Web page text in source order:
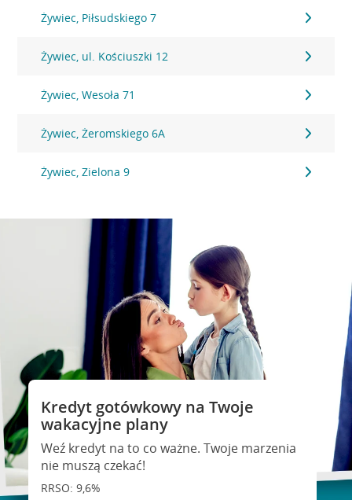
Żywiec, Piłsudskiego 7
Żywiec, ul. Kościuszki 12
Żywiec, Wesoła 71
Żywiec, Żeromskiego 6A
Żywiec, Zielona 9
Kredyt gotówkowy na Twoje
wakacyjne plany
Weź kredyt na to co ważne. Twoje marzenia
nie muszą czekać!
RRSO: 9,6%